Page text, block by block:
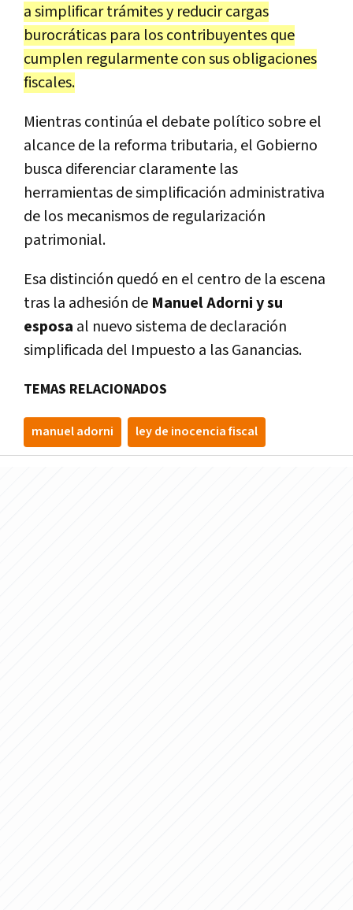
a simplificar trámites y reducir cargas
burocráticas para los contribuyentes que
cumplen regularmente con sus obligaciones
fiscales.
Mientras continúa el debate político sobre el
alcance de la reforma tributaria, el Gobierno
busca diferenciar claramente las
herramientas de simplificación administrativa
de los mecanismos de regularización
patrimonial.
Esa distinción quedó en el centro de la escena
tras la adhesión de Manuel Adorni y su
esposa al nuevo sistema de declaración
simplificada del Impuesto a las Ganancias.
TEMAS RELACIONADOS
manuel adorni ley de inocencia fiscal